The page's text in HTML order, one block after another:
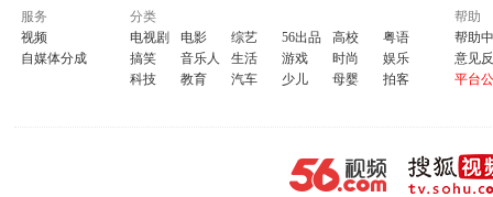
服务
视频
自媒体分成
分类
电视剧
电影 综艺 56出品 高校
粤语
搞笑
音乐人 生活 游戏 时尚
娱乐
科技
教育 汽车 少儿 母婴 拍客
帮助
帮助
意见
平台